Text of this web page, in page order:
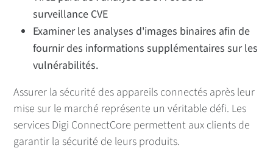
surveillance CVE
Examiner les analyses d'images binaires afin de
fournir des informations supplémentaires sur les
vulnérabilités.
Assurer la sécurité des appareils connectés après leur
mise sur le marché représente un véritable défi. Les
services Digi ConnectCore permettent aux clients de
garantir la sécurité de leurs produits.